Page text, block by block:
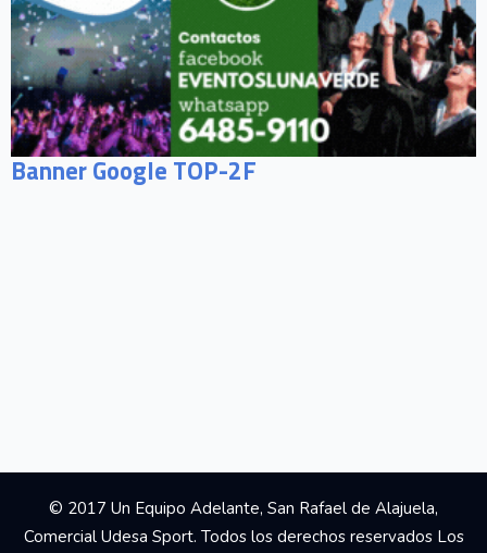
Banner Google TOP-2F
© 2017 Un Equipo Adelante, San Rafael de Alajuela,
Comercial Udesa Sport. Todos los derechos reservados Los